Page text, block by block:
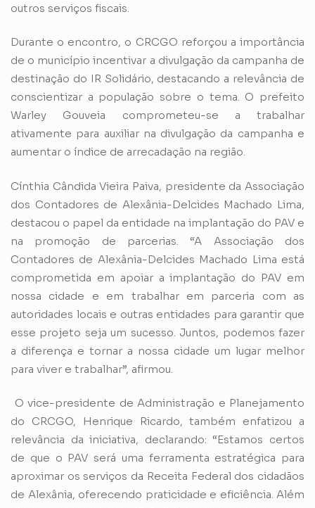
outros serviços fiscais.
Durante o encontro, o CRCGO reforçou a importância
de o município incentivar a divulgação da campanha de
destinação do IR Solidário, destacando a relevância de
conscientizar a população sobre o tema. O prefeito
Warley Gouveia comprometeu-se a trabalhar
ativamente para auxiliar na divulgação da campanha e
aumentar o índice de arrecadação na região.
Cínthia Cândida Vieira Paiva, presidente da Associação
dos Contadores de Alexânia-Delcides Machado Lima,
destacou o papel da entidade na implantação do PAV e
na promoção de parcerias. “A Associação dos
Contadores de Alexânia-Delcides Machado Lima está
comprometida em apoiar a implantação do PAV em
nossa cidade e em trabalhar em parceria com as
autoridades locais e outras entidades para garantir que
esse projeto seja um sucesso. Juntos, podemos fazer
a diferença e tornar a nossa cidade um lugar melhor
para viver e trabalhar”, afirmou.
O vice-presidente de Administração e Planejamento
do CRCGO, Henrique Ricardo, também enfatizou a
relevância da iniciativa, declarando: “Estamos certos
de que o PAV será uma ferramenta estratégica para
aproximar os serviços da Receita Federal dos cidadãos
de Alexânia, oferecendo praticidade e eficiência. Além